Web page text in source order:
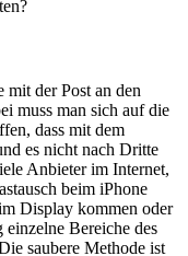
mit der Post an den
muss man sich auf die
dass mit dem
es nicht nach Dritte
Anbieter im Internet,
beim iPhone
Display kommen oder
einzelne Bereiche des
saubere Methode ist